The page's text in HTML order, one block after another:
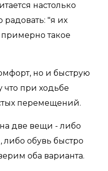
настолько
радовать: "я их
такое
но и быструю
что при ходьбе
перемещений.
на две вещи - либо
либо обувь быстро
оба варианта.